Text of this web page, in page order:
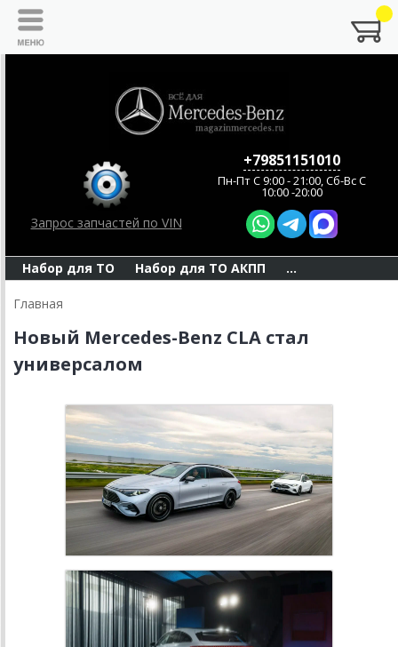
Запрос запчастей по VIN
+79851151010
Пн-Пт C 9:00 - 21:00, Сб-Вс С
10:00 -20:00
Набор для ТО Набор для ТО АКПП ...
Главная
Новый Mercedes-Benz CLA стал
универсалом